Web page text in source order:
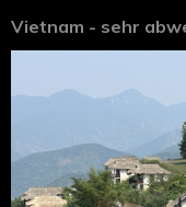
Vietnam - sehr